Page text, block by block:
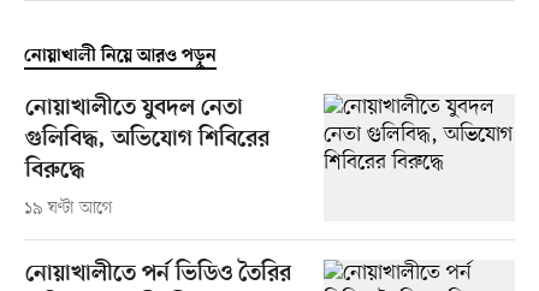
নোয়াখালী নিয়ে আরও পড়ুন
নোয়াখালীতে যুবদল নেতা
গুলিবিদ্ধ, অভিযোগ শিবিরের
বিরুদ্ধে
১৯ ঘণ্টা আগে
নোয়াখালীতে পর্ন ভিডিও তৈরির